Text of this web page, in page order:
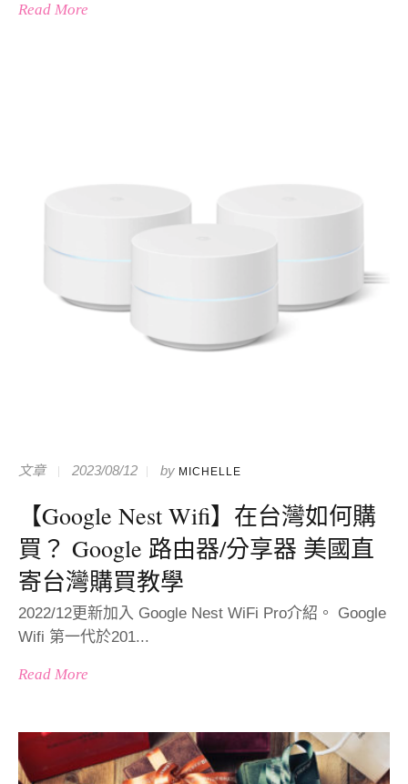
Read More
文章 2023/08/12 by MICHELLE
【Google Nest Wifi】在台灣如何購
買？ Google 路由器/分享器 美國直
寄台灣購買教學
2022/12更新加入 Google Nest WiFi Pro介紹。 Google
Wifi 第一代於201...
Read More